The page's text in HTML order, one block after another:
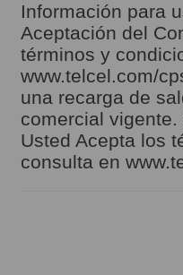
Información para
Aceptación del
términos y
www.telcel.com/
una recarga de
comercial
Usted Acepta los
consulta en